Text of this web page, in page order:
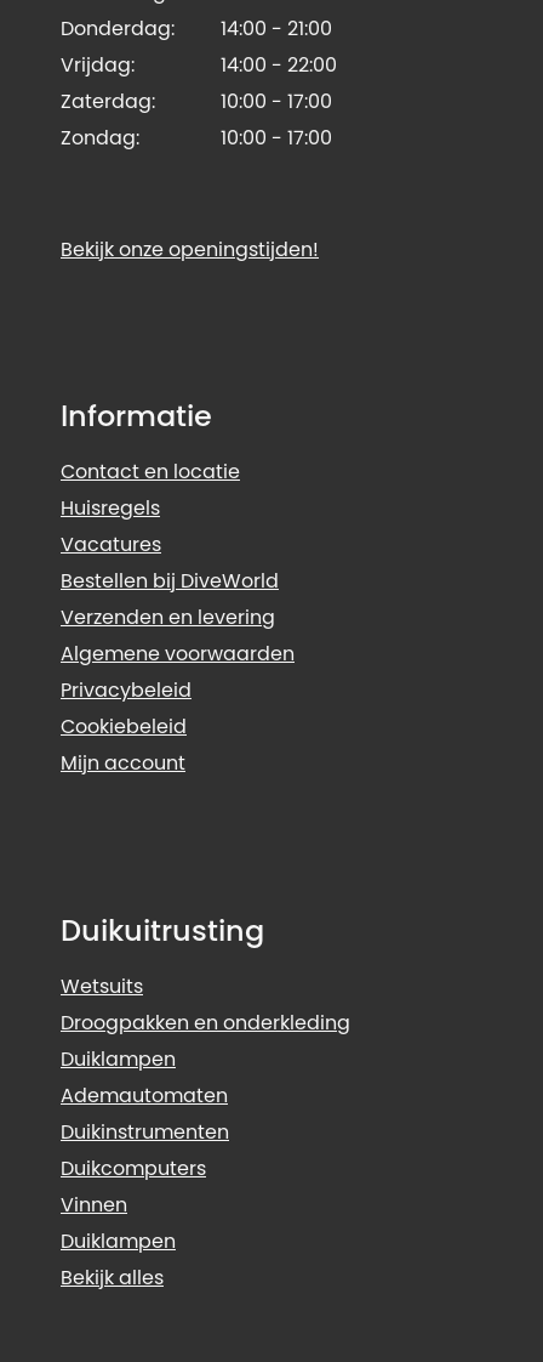
Donderdag:
14:00 - 21:00
Vrijdag:
14:00 - 22:00
Zaterdag:
10:00 - 17:00
Zondag:
10:00 - 17:00
Bekijk onze openingstijden!
Informatie
Contact en locatie
Huisregels
Vacatures
Bestellen bij DiveWorld
Verzenden en levering
Algemene voorwaarden
Privacybeleid
Cookiebeleid
Mijn account
Duikuitrusting
Wetsuits
Droogpakken en onderkleding
Duiklampen
Ademautomaten
Duikinstrumenten
Duikcomputers
Vinnen
Duiklampen
Bekijk alles